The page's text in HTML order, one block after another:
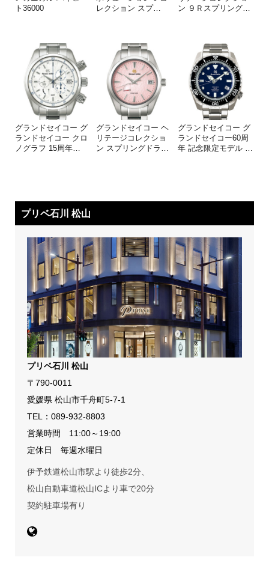
ト36000
レクション スプ…
ン ９Ｒスプリング…
グランドセイコー グ
ランドセイコー クロ
ノグラフ 15周年…
グランドセイコー ヘ
リテージコレクショ
ン スプリングドラ
グランドセイコー グ
ランドセイコー60周
年 記念限定モデル
プリベ石川 松山
プリベ石川 松山
〒790-0011
愛媛県 松山市千舟町5-7-1
TEL： 089-932-8803
営業時間 11:00～19:00
定休日 毎週水曜日
伊予鉄道松山市駅より徒歩2分、
松山自動車道松山ICより車で20分
契約駐車場有り